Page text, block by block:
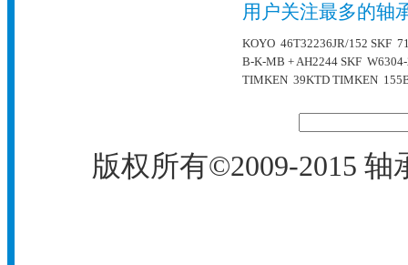
用户关注最多的轴
KOYO 46T32236JR/152 SKF
B-K-MB + AH2244 SKF
TIMKEN 39KTD TIMKEN
版权所有©2009-2015 轴